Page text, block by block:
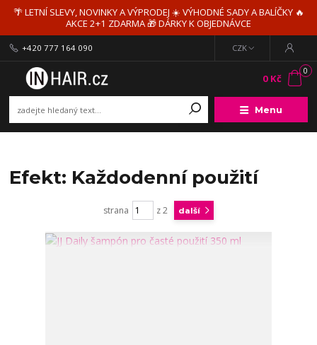
🌴 LETNÍ SLEVY, NOVINKY A VÝPRODEJ ☀️ VÝHODNÉ SADY A BALÍČKY 🔥
AKCE 2+1 ZDARMA 🎁 DÁRKY K OBJEDNÁVCE
Menu
CZK
+420 777 164 090
0
0 Kč
Efekt: Každodenní použití
strana z 2 další